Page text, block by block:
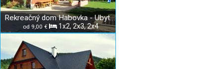
Rekreačný dom Habovka - Ubytovanie u Jandurových
od 9,00 € 1x2, 2x3, 2x4